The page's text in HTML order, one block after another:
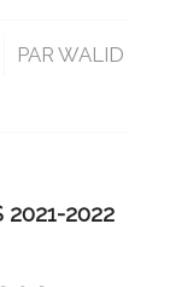
PARWALID
2021-2022